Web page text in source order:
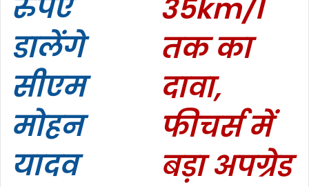
रुपए
डालेंगे
सीएम
मोहन
यादव
35km/l
तक का
दावा,
फीचर्स में
बड़ा अपग्रेड